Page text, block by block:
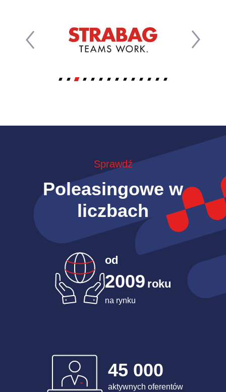
Sprawdź
Poleasingowe w
liczbach
od
2009 roku
na rynku
45 000
aktywnych oferentów